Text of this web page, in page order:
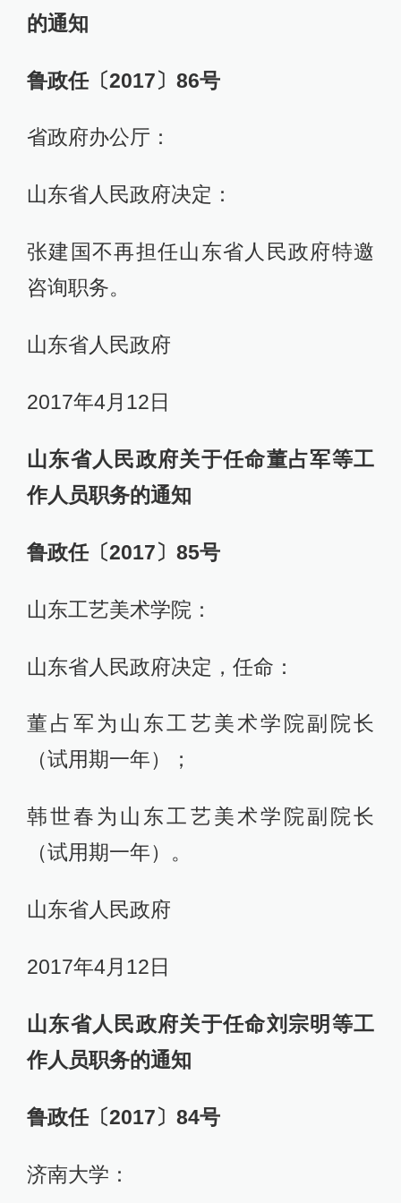
的通知
鲁政任〔2017〕86号
省政府办公厅：
山东省人民政府决定：
张建国不再担任山东省人民政府特邀
咨询职务。
山东省人民政府
2017年4月12日
山东省人民政府关于任命董占军等工
作人员职务的通知
鲁政任〔2017〕85号
山东工艺美术学院：
山东省人民政府决定，任命：
董占军为山东工艺美术学院副院长
（试用期一年）；
韩世春为山东工艺美术学院副院长
（试用期一年）。
山东省人民政府
2017年4月12日
山东省人民政府关于任命刘宗明等工
作人员职务的通知
鲁政任〔2017〕84号
济南大学：